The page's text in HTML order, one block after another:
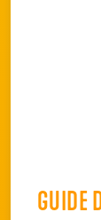
GUIDE